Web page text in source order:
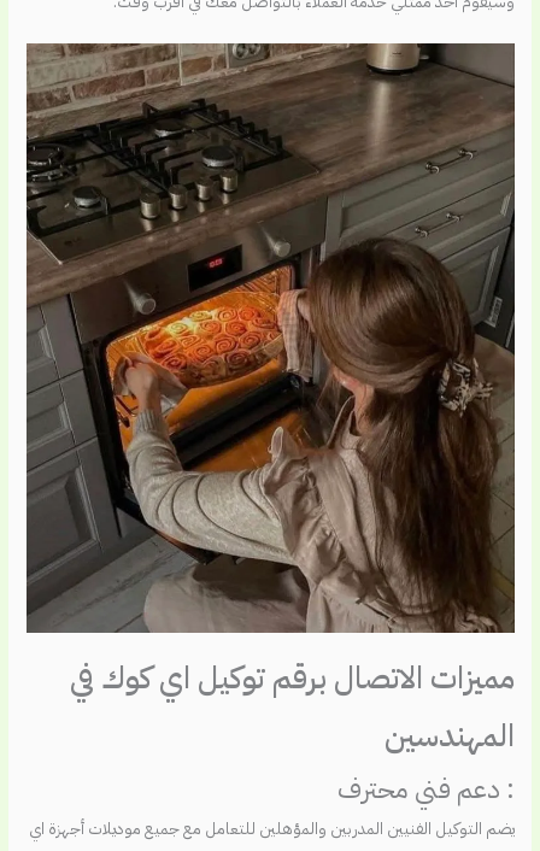
مميزات الاتصال برقم توكيل اي كوك في
المهندسين
: دعم فني محترف
يضم التوكيل الفنيين المدربين والمؤهلين للتعامل مع جميع موديلات أجهزة اي